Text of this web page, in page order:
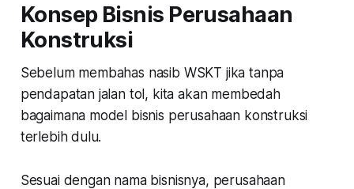
Konsep Bisnis Perusahaan
Konstruksi
Sebelum membahas nasib WSKT jika tanpa
pendapatan jalan tol, kita akan membedah
bagaimana model bisnis perusahaan konstruksi
terlebih dulu.
Sesuai dengan nama bisnisnya, perusahaan